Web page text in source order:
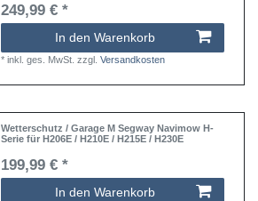
249,99 € *
In den Warenkorb
*inkl. ges. MwSt. zzgl.Versandkosten
Wetterschutz / Garage M Segway Navimow H-
Serie für H206E / H210E / H215E / H230E
199,99 € *
In den Warenkorb